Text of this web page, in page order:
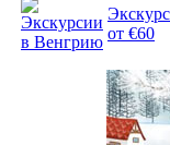
от €60